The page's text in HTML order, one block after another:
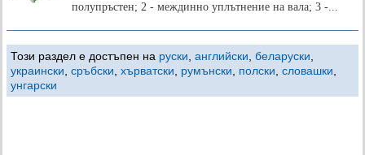
полупръстен; 2 - междинно уплътнение на вала; 3 -...
Този раздел е достъпен на руски английски беларуски
украински сръбски хърватски румънски полски словашки
унгарски